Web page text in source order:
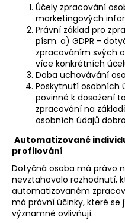
Účely zpracování
marketingových
Právní základ pro
písm. a) GDPR -
zpracováním svých
více konkrétních
Doba uchovávání
Poskytnutí osobních
povinné k dosažení
zpracování na
osobních údajů
Automatizované
profilování
Dotyčná osoba má právo
nevztahovalo rozhodnutí,
automatizovaném
má právní účinky, které se
významně ovlivňují.